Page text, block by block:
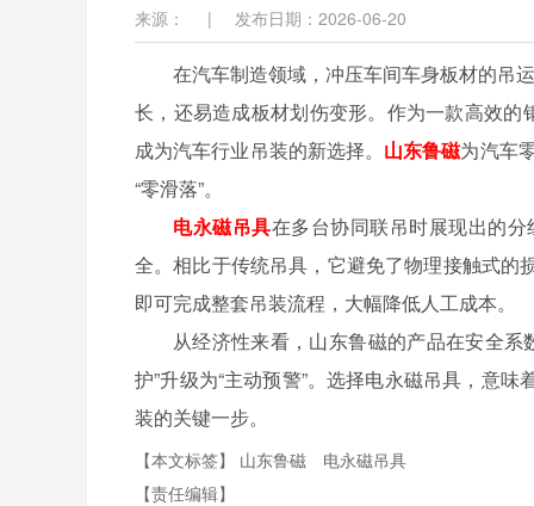
来源： | 发布日期：2026-06-20
在汽车制造领域，冲压车间车身板材的吊
长，还易造成板材划伤变形。作为一款高效的
成为汽车行业吊装的新选择。 山东鲁磁为汽车
“零滑落”。
电永磁吊具在多台协同联吊时展现出的
全。相比于传统吊具，它避免了物理接触式的
即可完成整套吊装流程，大幅降低人工成本。
从经济性来看，山东鲁磁的产品在安全
护”升级为“主动预警”。选择电永磁吊具，意
装的关键一步。
【本文标签】 山东鲁磁
电永磁吊具
【责任编辑】